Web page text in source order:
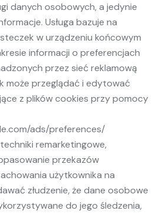
danych osobowych, a jedynie
Usługa bazuje na
w urządzeniu końcowym
informacji o preferencjach
przez sieć reklamową
może przeglądać i edytować
z plików cookies przy pomocy
ads/preferences/
remarketingowe,
przekazów
użytkownika na
złudzenie, że dane osobowe
do jego śledzenia,